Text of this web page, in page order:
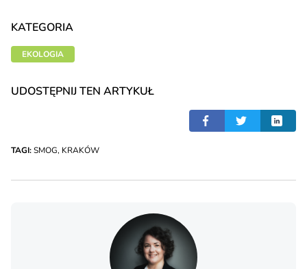
KATEGORIA
EKOLOGIA
UDOSTĘPNIJ TEN ARTYKUŁ
TAGI:SMOG, KRAKÓW